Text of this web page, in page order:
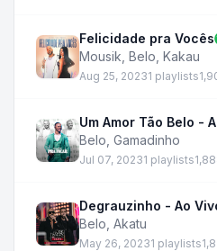
Felicidade pra Vocês
Mousik Belo Kakau
Aug 25, 20231 playlists
Um Amor Tão Belo -
Belo Gamadinho
Jul 07, 20231 playlists
Degrauzinho - Ao
Belo Akatu
May 26, 20231 playlists